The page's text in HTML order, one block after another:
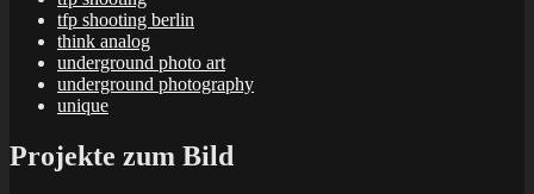
tfp shooting berlin
think analog
underground photo art
underground photography
unique
Projekte zum Bild